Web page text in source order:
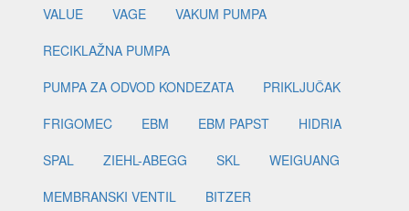
VALUE VAGE
VAKUM PUMPA
RECIKLAŽNA PUMPA
PUMPA ZA ODVOD KONDEZATA
PRIKLJUČAK
FRIGOMEC
EBM EBM PAPST
HIDRIA
SPAL
ZIEHL-ABEGG SKL
WEIGUANG
MEMBRANSKI VENTIL
BITZER